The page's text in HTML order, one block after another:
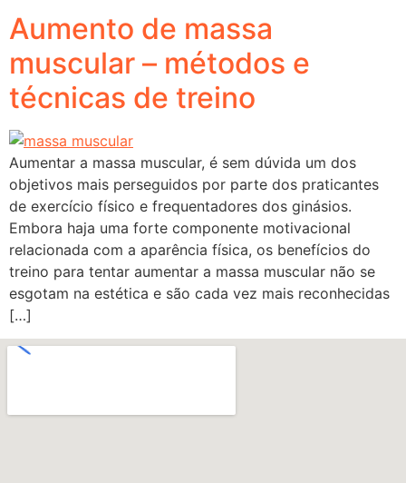
Aumento de massa
muscular – métodos e
técnicas de treino
Aumentar a massa muscular, é sem dúvida um dos
objetivos mais perseguidos por parte dos praticantes
de exercício físico e frequentadores dos ginásios.
Embora haja uma forte componente motivacional
relacionada com a aparência física, os benefícios do
treino para tentar aumentar a massa muscular não se
esgotam na estética e são cada vez mais reconhecidas
[…]